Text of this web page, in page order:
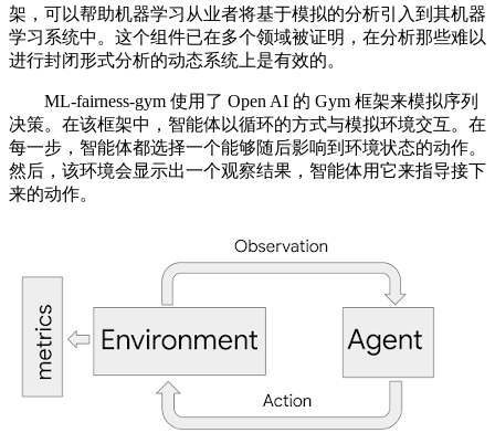
架，可以帮助机器学习从业者将基于模拟的分析引入到其机器
学习系统中。这个组件已在多个领域被证明，在分析那些难以
进行封闭形式分析的动态系统上是有效的。
ML-fairness-gym 使用了 Open AI 的 Gym 框架来模拟序列
决策。在该框架中，智能体以循环的方式与模拟环境交互。在
每一步，智能体都选择一个能够随后影响到环境状态的动作。
然后，该环境会显示出一个观察结果，智能体用它来指导接下
来的动作。